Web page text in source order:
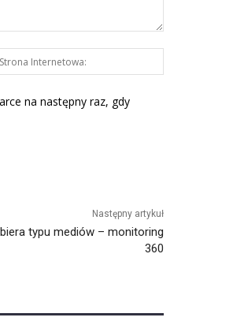
Internetowa:
na następny raz, gdy
Następny artykuł
typu mediów – monitoring
360